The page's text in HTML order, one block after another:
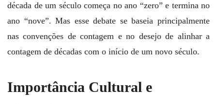
década de um século começa no ano “zero” e termina no
ano “nove”. Mas esse debate se baseia principalmente
nas convenções de contagem e no desejo de alinhar a
contagem de décadas com o início de um novo século.
Importância Cultural e